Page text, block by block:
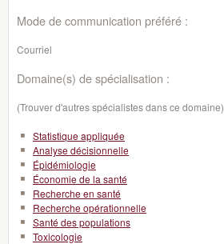
Mode de communication préféré :
Courriel
Domaine(s) de spécialisation :
(Trouver d'autres spécialistes dans ce domaine)
Statistique appliquée
Analyse décisionnelle
Épidémiologie
Économie de la santé
Recherche en santé
Recherche opérationnelle
Santé des populations
Toxicologie